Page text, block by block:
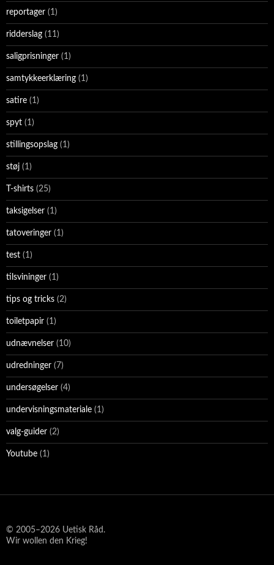
reportager (1)
ridderslag (11)
saligprisninger (1)
samtykkeerklæring (1)
satire (1)
spyt (1)
stillingsopslag (1)
støj (1)
T-shirts (25)
taksigelser (1)
tatoveringer (1)
test (1)
tilsvininger (1)
tips og tricks (2)
toiletpapir (1)
udnævnelser (10)
udredninger (7)
undersøgelser (4)
undervisningsmateriale (1)
valg-guider (2)
Youtube (1)
© 2005–2026 Uetisk Råd.
Wir wollen den Krieg!